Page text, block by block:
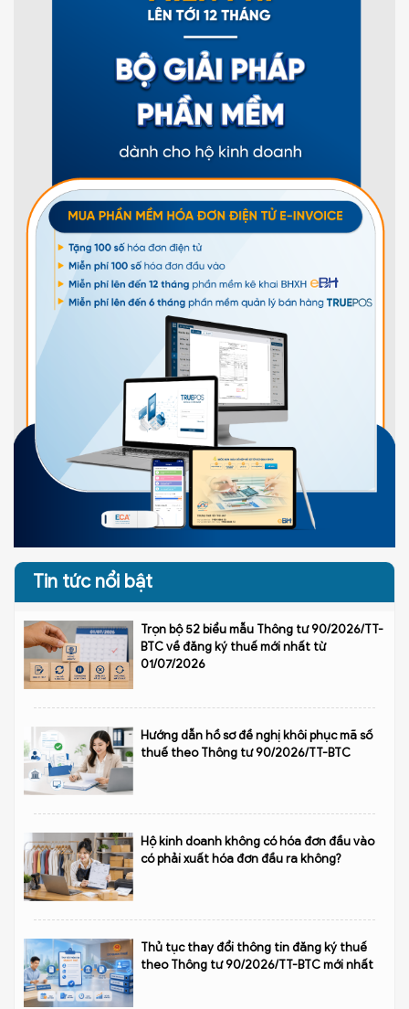
Tin tức nổi bật
Trọn bộ 52 biểu mẫu Thông tư 90/2026/TT-
BTC về đăng ký thuế mới nhất từ
01/07/2026
Hướng dẫn hồ sơ đề nghị khôi phục mã số
thuế theo Thông tư 90/2026/TT-BTC
Hộ kinh doanh không có hóa đơn đầu vào
có phải xuất hóa đơn đầu ra không?
Thủ tục thay đổi thông tin đăng ký thuế
theo Thông tư 90/2026/TT-BTC mới nhất